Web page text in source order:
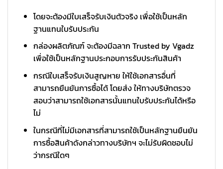
โดยจะต้องมีใบเสร็จรับเงินตัวจริง เพื่อใช้เป็นหลัก
ฐานแทนใบรับประกัน
กล่องผลิตภัณฑ์ จะต้องมีฉลาก Trusted by Vgadz
เพื่อใช้เป็นหลักฐานประกอบการรับประกันสินค้า
กรณีใบเสร็จรับเงินสูญหาย ให้ใช้เอกสารอื่นที่
สามารถยืนยันการซื้อได้ โดยส่ง ให้ทางบริษัทตรวจ
สอบว่าสามารถใช้เอกสารนั้นแทนใบรับประกันได้หรือ
ไม่
ในกรณีที่ไม่มีเอกสารที่สามารถใช้เป็นหลักฐานยืนยัน
การซื้อสินค้าดังกล่าวทางบริษัทฯ จะไม่รับผิดชอบไม่
ว่ากรณีใดๆ